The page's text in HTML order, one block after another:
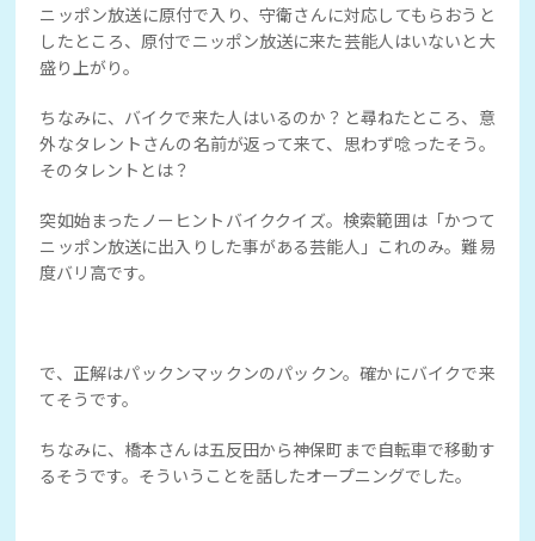
ニッポン放送に原付で入り、守衛さんに対応してもらおうと
したところ、原付でニッポン放送に来た芸能人はいないと大
盛り上がり。
ちなみに、バイクで来た人はいるのか？と尋ねたところ、意
外なタレントさんの名前が返って来て、思わず唸ったそう。
そのタレントとは？
突如始まったノーヒントバイククイズ。検索範囲は「かつて
ニッポン放送に出入りした事がある芸能人」これのみ。難易
度バリ高です。
で、正解はパックンマックンのパックン。確かにバイクで来
てそうです。
ちなみに、橋本さんは五反田から神保町まで自転車で移動す
るそうです。そういうことを話したオープニングでした。